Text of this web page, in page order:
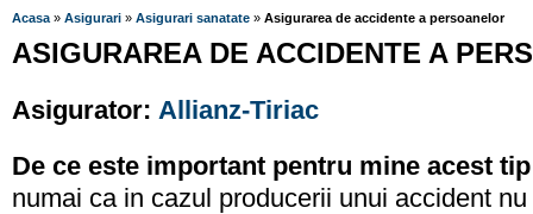
Acasa » Asigurari » Asigurari sanatate » Asigurarea de accidente a persoanelor
ASIGURAREA DE ACCIDENTE A
Asigurator: Allianz-Tiriac
De ce este important pentru mine acest
numai ca in cazul producerii unui accident